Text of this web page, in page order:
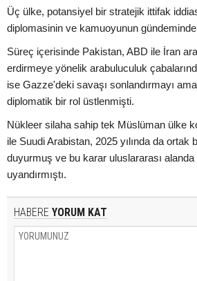
Üç ülke, potansiyel bir stratejik ittifak
diplomasinin ve kamuoyunun gündeminde
Süreç içerisinde Pakistan, ABD ile İran
erdirmeye yönelik arabuluculuk
ise Gazze'deki savaşı sonlandırmayı
diplomatik bir rol üstlenmişti.
Nükleer silaha sahip tek Müslüman ülke
ile Suudi Arabistan, 2025 yılında da ortak
duyurmuş ve bu karar uluslararası alanda
uyandırmıştı.
HABERE YORUM KAT